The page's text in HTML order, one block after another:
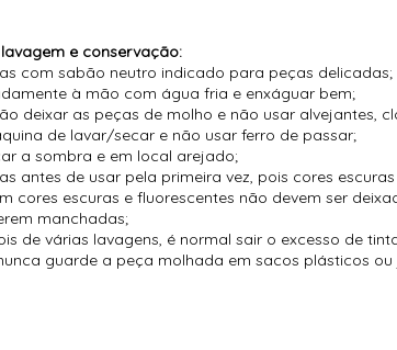
e conservação:
com sabão neutro indicado para peças delicadas;
à mão com água fria e enxáguar bem;
deixar as peças de molho e não usar alvejantes,
de lavar/secar e não usar ferro de passar;
a sombra e em local arejado;
antes de usar pela primeira vez, pois cores
cores escuras e fluorescentes não devem ser
manchadas;
de várias lavagens, é normal sair o excesso de
guarde a peça molhada em sacos plásticos